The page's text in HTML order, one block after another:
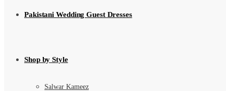
Pakistani Wedding Guest Dresses
Shop by Style
Salwar Kameez